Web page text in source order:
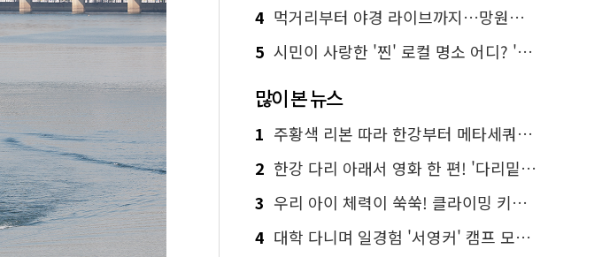
4 먹거리부터 야경 라이브까지…망원한강공원 알짜 코스
5 시민이 사랑한 '찐' 로컬 명소 어디? '서울에디션25' 추천 코스
많이 본 뉴스
1 주황색 리본 따라 한강부터 메타세쿼이아 숲길까지…서울둘레길 15코스
2 한강 다리 아래서 영화 한 편! '다리밑 영화관' 무료 상영
3 우리 아이 체력이 쑥쑥! 클라이밍 키즈카페·어린이 체력장
4 대학 다니며 일경험 '서영커' 캠프 모집…전액 무료